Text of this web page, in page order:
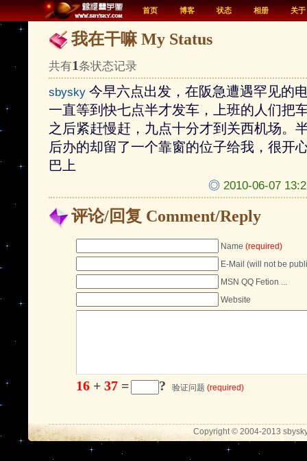
首页 博客 状态 相册 关于
我在干嘛 My Status
共有1条状态记录
sbysky 今早六点出发，在阪急遭遇罕见的
一直等到快七点半才发车，上班的人们把
之后紧赶慢赶，九点十分才到关西机场。
后办的却留了一个靠窗的位子给我，很开
巴上
◎ 2010-06-07
评论/回复 Comment/Reply
Name (required)
E-Mail (will not be
MSN QQ Fetion ...
Website
16 + 37 = ? 验证问题 (required)
Copyright © 2004-2013